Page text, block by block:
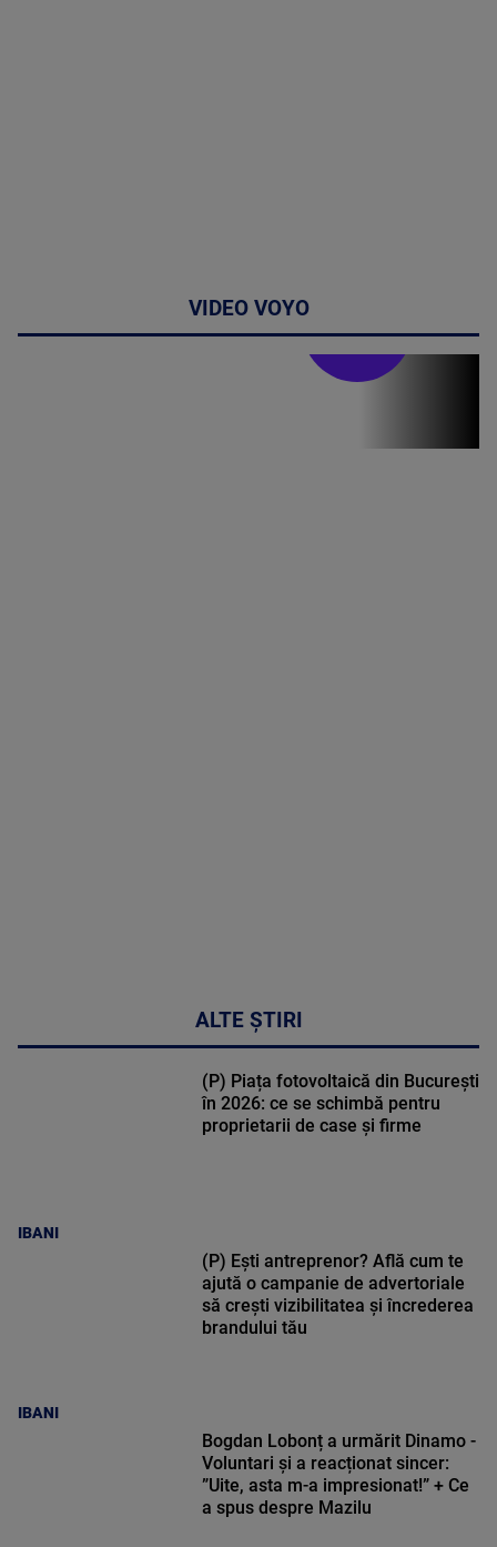
VIDEO VOYO
ALTE ȘTIRI
IBANI
(P) Piața fotovoltaică din București
în 2026: ce se schimbă pentru
proprietarii de case și firme
IBANI
(P) Ești antreprenor? Află cum te
ajută o campanie de advertoriale
să crești vizibilitatea și încrederea
brandului tău
Bogdan Lobonț a urmărit Dinamo -
Voluntari și a reacționat sincer:
”Uite, asta m-a impresionat!” + Ce
a spus despre Mazilu